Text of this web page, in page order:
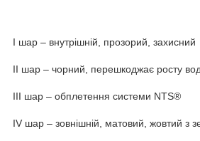
I шар – внутрішній, прозорий, захисний
II шар – чорний, перешкоджає росту
III шар – обплетення системи NTS®
IV шар – зовнішній, матовий, жовтий з